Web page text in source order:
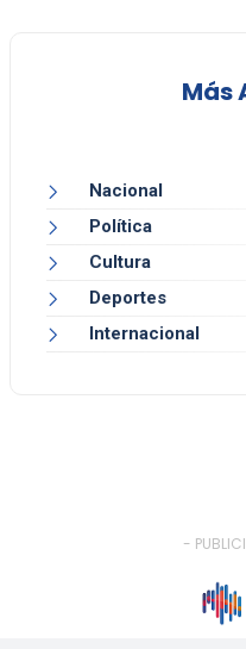
Más
Nacional
Política
Cultura
Deportes
Internacional
-